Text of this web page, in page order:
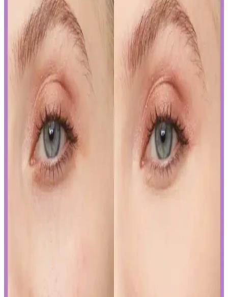
Kalıcı kalem göz makyajı, suya ve tere dayanıklı formülleriyle uzun
süre kalıcı ve net çizgiler sağlar. Uygulama ve bakım ipuçlarıyla
gözlerinizi vurgulayın.
Kalıcı Oje Seçenekleri: Nail Master M377 ve M378
Modellerinin Detaylı Analizi
Nail Master M377 ve M378 modelleri, dayanıklılık ve parlaklık
sunan kalıcı ojeler arasında öne çıkar. Bu modellerin özellikleri ve
bakım önerileriyle uzun süre şık ve bakımlı kalabilirsiniz.
İslak Ruj Uygulama ve Bakım İpuçlarıyla
Mükemmel Dudaklara Ulaşın
İslak rujun güzelliğini ortaya çıkarmak ve kalıcılığını artırmak için
doğru uygulama teknikleri ve bakım önerileri. Dudakların temizliği,
sınır çizimi ve kat kat uygulama ile mükemmel görünüm elde edin.
Japon ve Kore Güzellik Markalarının FDA Güneş